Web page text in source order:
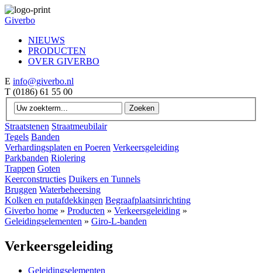
Giverbo
NIEUWS
PRODUCTEN
OVER GIVERBO
E info@giverbo.nl
T (0186) 61 55 00
Straatstenen Straatmeubilair
Tegels Banden
Verhardingsplaten en Poeren Verkeersgeleiding
Parkbanden Riolering
Trappen Goten
Keerconstructies Duikers en Tunnels
Bruggen Waterbeheersing
Kolken en putafdekkingen Begraafplaatsinrichting
Giverbo home » Producten » Verkeersgeleiding »
Geleidingselementen » Giro-L-banden
Verkeersgeleiding
Geleidingselementen